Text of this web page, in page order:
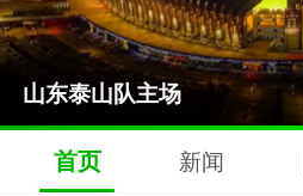
主教练：郝伟
2022年赛程表
2022年球员名单
山东泰山队主场
主教练：郝伟
首页 新闻